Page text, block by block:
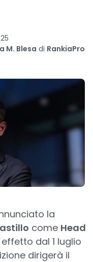
M. Blesa di RankiaPro
la
come Head
dal 1 luglio
dirigerà il